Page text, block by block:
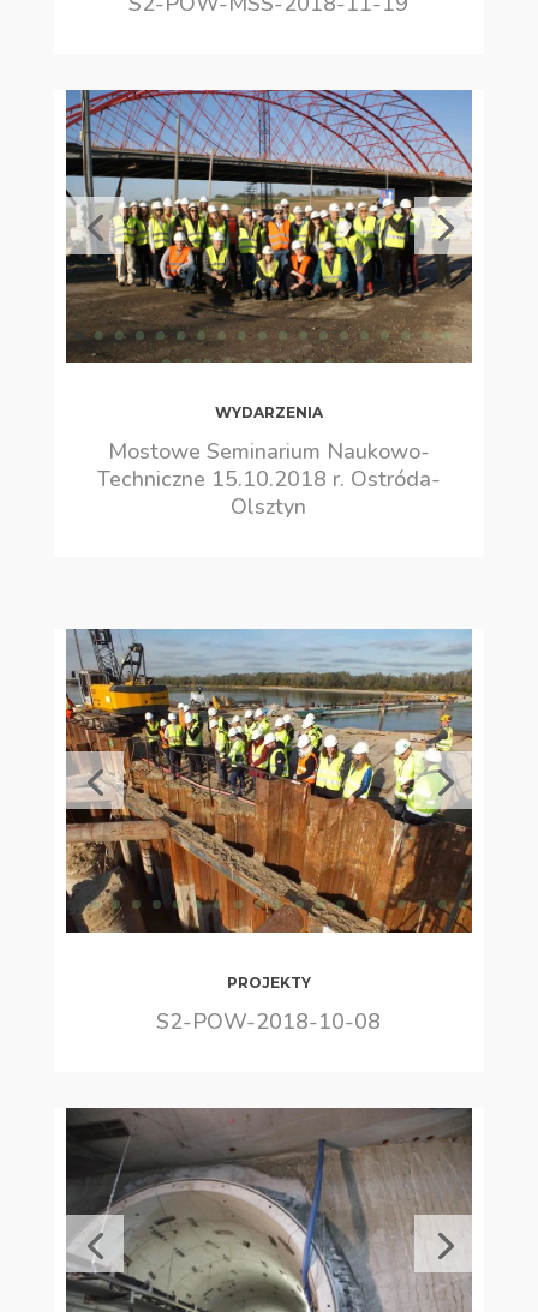
WYDARZENIA
Mostowe Seminarium Naukowo-
Techniczne 15.10.2018 r. Ostróda-
Olsztyn
PROJEKTY
S2-POW-2018-10-08